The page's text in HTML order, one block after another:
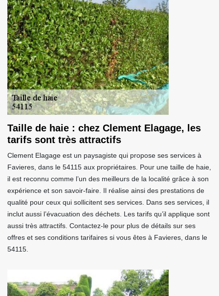
Taille de haie : chez Clement Elagage, les
tarifs sont très attractifs
Clement Elagage est un paysagiste qui propose ses services à
Favieres, dans le 54115 aux propriétaires. Pour une taille de haie,
il est reconnu comme l’un des meilleurs de la localité grâce à son
expérience et son savoir-faire. Il réalise ainsi des prestations de
qualité pour ceux qui sollicitent ses services. Dans ses services, il
inclut aussi l’évacuation des déchets. Les tarifs qu’il applique sont
aussi très attractifs. Contactez-le pour plus de détails sur ses
offres et ses conditions tarifaires si vous êtes à Favieres, dans le
54115.